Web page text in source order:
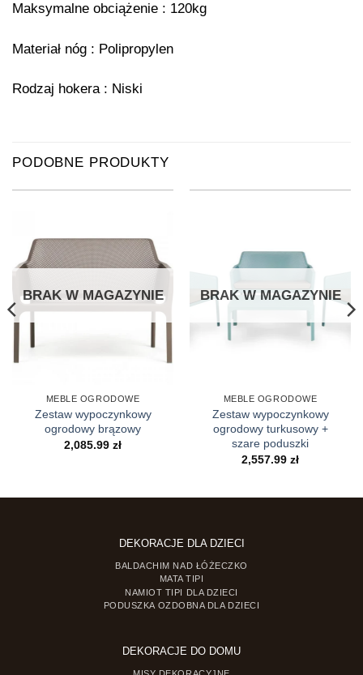
Maksymalne obciążenie : 120kg
Materiał nóg : Polipropylen
Rodzaj hokera : Niski
PODOBNE PRODUKTY
BRAK W MAGAZYNIE
MEBLE OGRODOWE
Zestaw wypoczynkowy
ogrodowy brązowy
2,085.99 zł
BRAK W MAGAZYNIE
MEBLE OGRODOWE
Zestaw wypoczynkowy
ogrodowy turkusowy +
szare poduszki
2,557.99 zł
DEKORACJE DLA DZIECI
BALDACHIM NAD ŁÓŻECZKO
MATA TIPI
NAMIOT TIPI DLA DZIECI
PODUSZKA OZDOBNA DLA DZIECI
DEKORACJE DO DOMU